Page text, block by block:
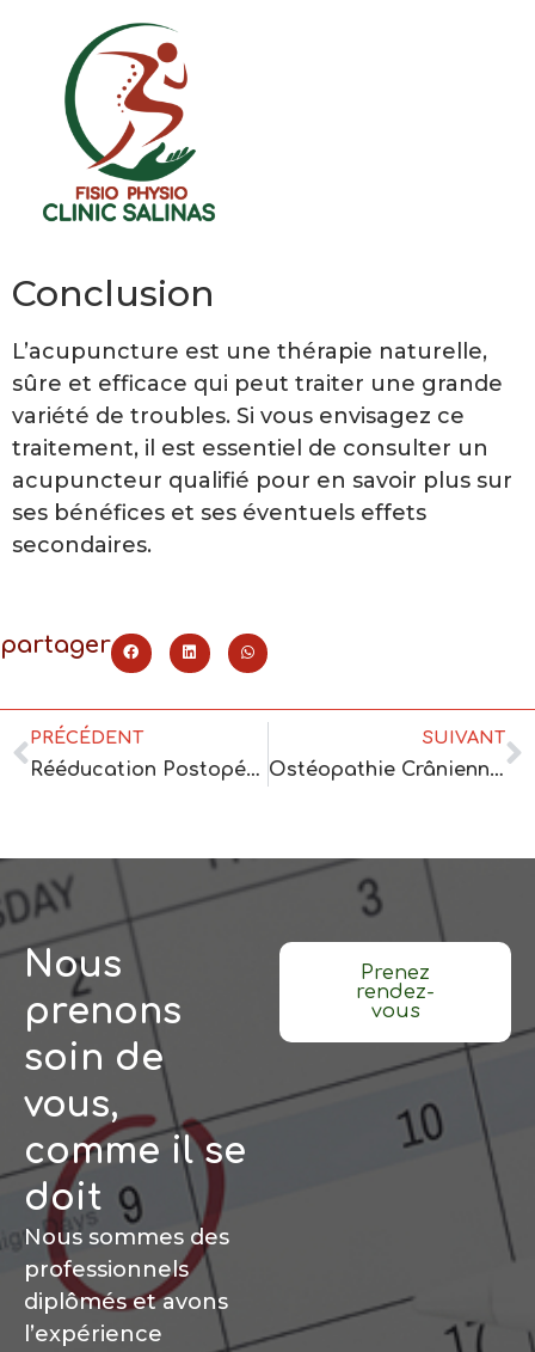
Conclusion
L’acupuncture est une thérapie naturelle,
sûre et efficace qui peut traiter une grande
variété de troubles. Si vous envisagez ce
traitement, il est essentiel de consulter un
acupuncteur qualifié pour en savoir plus sur
ses bénéfices et ses éventuels effets
secondaires.
partager
PRÉCÉDENT
Rééducation Postopératoire : Notre Physiothérapie en Action
SUIVANT
Ostéopathie Crânienne : Le Traitement Qui Peut Vous Aider à Soulager Vos Migraines et Maux de Tête
Nous
prenons
soin de
vous,
comme il se
doit
Nous sommes des
professionnels
diplômés et avons
l’expérience
Prenez
rendez-
vous